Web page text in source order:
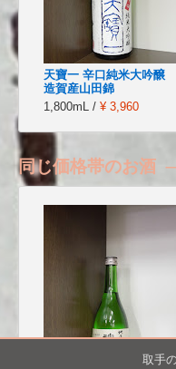
天寶一 辛口純米大吟醸
造賀産山田錦
1,800mL / ¥ 3,960
同じ価格帯のお酒
取手